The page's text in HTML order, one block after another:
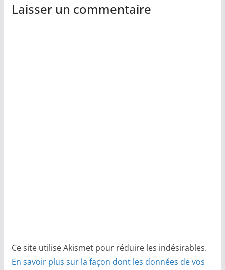
Laisser un commentaire
Ce site utilise Akismet pour réduire les indésirables.
En savoir plus sur la façon dont les données de vos